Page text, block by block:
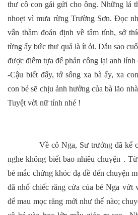
thư cô con gái gửi cho ông. Những lá
nhoẹt vì mưa rừng Trường Sơn. Đọc
vẫn thầm đoán định về tâm tính, sở
từng ấy bức thư quả là ít ỏi. Dẫu sao
được điểm tựa để phản công lại anh lính
-Cậu biết đấy, tớ sống xa bà ấy, xa
con bé sẽ chịu ảnh hưởng của bà lão
Tuyệt vời nữ tính nhé !
Về cô Nga, Sư trưởng đã kể cho
nghe không biết bao nhiêu chuyện .
bé mắc chứng khóc dạ đề đến chuyện
đã nhổ chiếc răng cửa của bé Nga vứt
để mau mọc răng mới như thế nào;